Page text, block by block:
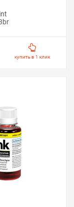
купить в 1 клик